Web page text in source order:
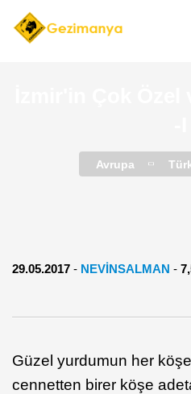
Avrupa
29.05.2017 - NEVINSALMAN -
Güzel yurdumun her
cennetten birer köşe